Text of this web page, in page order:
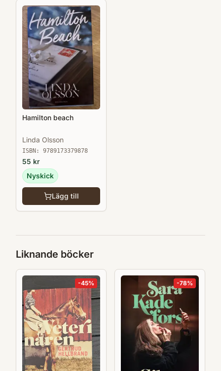
Hamilton beach
Linda Olsson
ISBN: 9789173379878
55 kr
Nyskick
Lägg till
Liknande böcker
-45% -78%